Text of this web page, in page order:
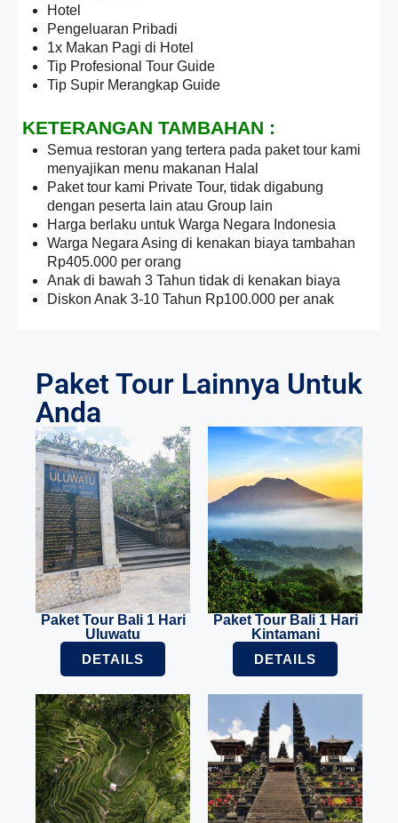
Hotel
Pengeluaran Pribadi
1x Makan Pagi di Hotel
Tip Profesional Tour Guide
Tip Supir Merangkap Guide
KETERANGAN TAMBAHAN :
Semua restoran yang tertera pada paket tour kami
menyajikan menu makanan Halal
Paket tour kami Private Tour, tidak digabung
dengan peserta lain atau Group lain
Harga berlaku untuk Warga Negara Indonesia
Warga Negara Asing di kenakan biaya tambahan
Rp405.000 per orang
Anak di bawah 3 Tahun tidak di kenakan biaya
Diskon Anak 3-10 Tahun Rp100.000 per anak
Paket Tour Lainnya Untuk
Anda
Paket Tour Bali 1 Hari
Uluwatu
DETAILS
Paket Tour Bali 1 Hari
Kintamani
DETAILS